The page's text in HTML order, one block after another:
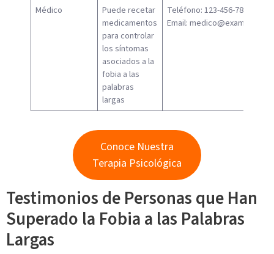
Médico
Puede recetar
medicamentos
para controlar
los síntomas
asociados a la
fobia a las
palabras
largas
Teléfono: 123-456-7890
Email:medico@example.com
Conoce Nuestra
Terapia Psicológica
Testimonios de Personas que Han
Superado la Fobia a las Palabras
Largas